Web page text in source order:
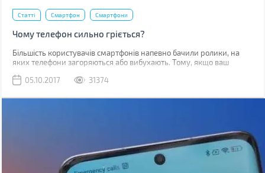
Статті Смартфон Смартфони
Чому телефон сильно гріється?
Більшість користувачів смартфонів напевно бачили ролики, на
яких телефони загоряються або вибухають. Тому, якщо ваш
безпечно.
05.10.2017 31374